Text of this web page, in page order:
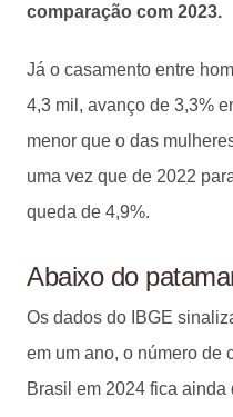
comparação com 2023.
Já o casamento entre
4,3 mil, avanço de 3,3%
menor que o das
uma vez que de 2022
queda de 4,9%.
Abaixo do
Os dados do IBGE
em um ano, o número de
Brasil em 2024 fica